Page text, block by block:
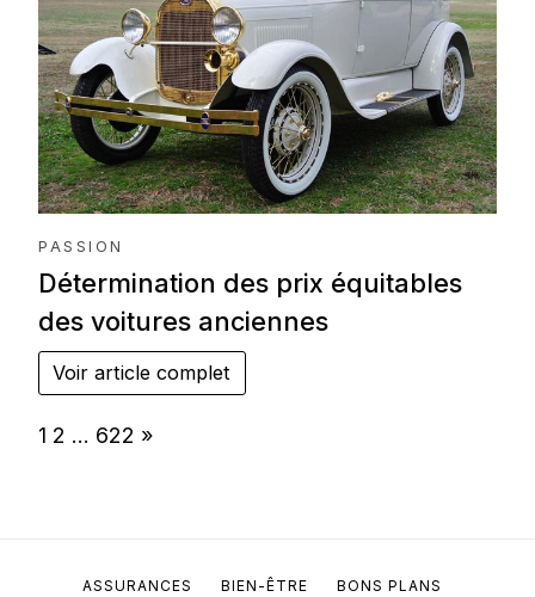
PASSION
Détermination des prix équitables
des voitures anciennes
Voir article complet
Page:
1 2 … 622 Next
»
ASSURANCES BIEN-ÊTRE BONS PLANS